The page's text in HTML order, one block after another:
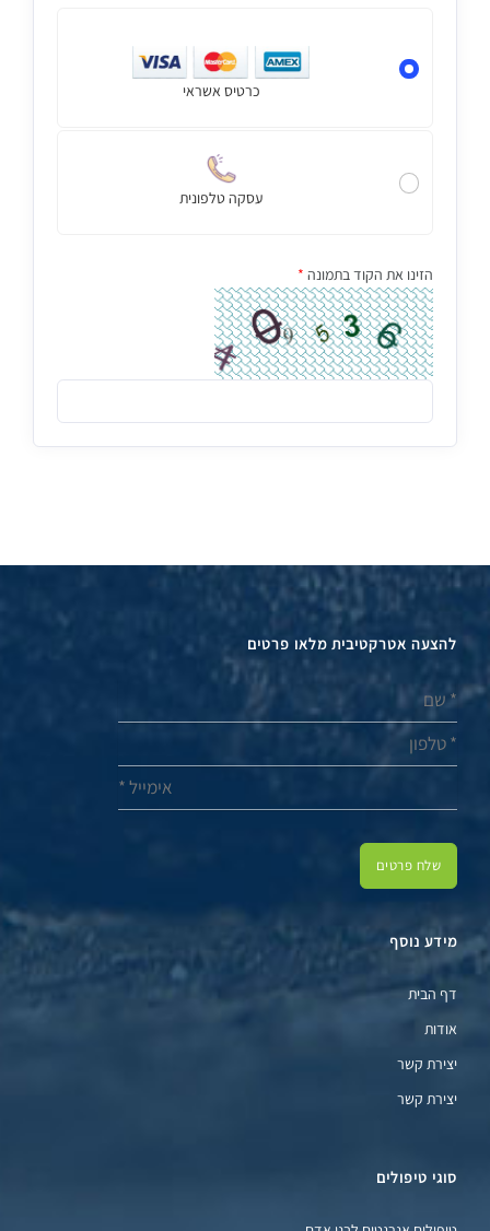
כרטיס אשראי
עסקה טלפונית
הזינו את הקוד בתמונה *
להצעה אטרקטיבית מלאו פרטים
שלח פרטים
מידע נוסף
דף הבית
אודות
יצירת קשר
יצירת קשר
סוגי טיפולים